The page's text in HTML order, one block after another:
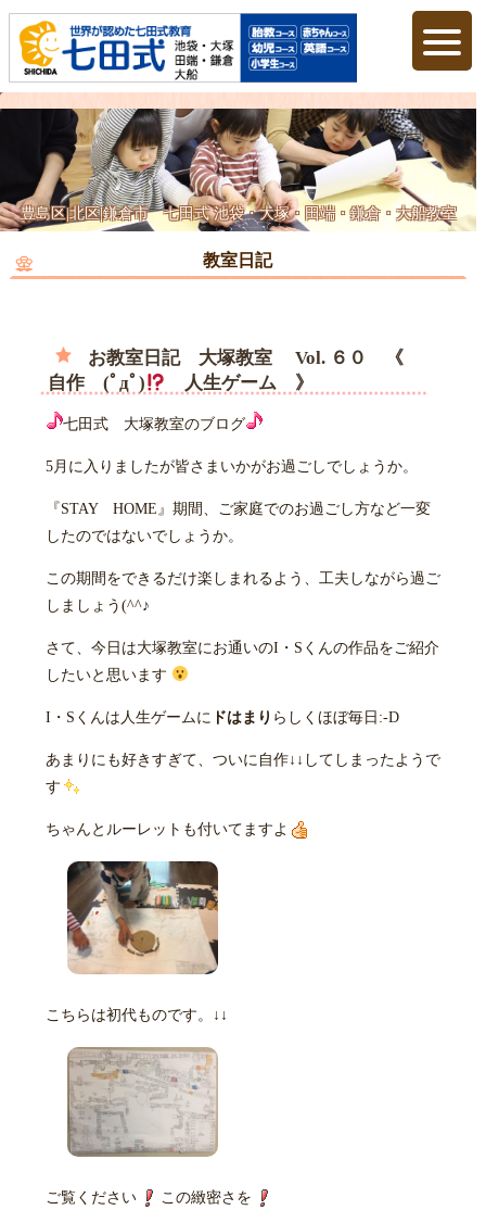
豊島区|北区|鎌倉市 七田式 池袋・大塚・田端・鎌倉・大船教室
教室日記
お教室日記 大塚教室 Vol. ６０ 《
自作 (ﾟдﾟ)
人生ゲーム 》
七田式 大塚教室のブログ
5月に入りましたが皆さまいかがお過ごしでしょうか。
『STAY HOME』期間、ご家庭でのお過ごし方など一変
したのではないでしょうか。
この期間をできるだけ楽しまれるよう、工夫しながら過ご
しましょう(^^♪
さて、今日は大塚教室にお通いのI・Sくんの作品をご紹介
したいと思います
I・Sくんは人生ゲームに ドはまり らしくほぼ毎日:-D
あまりにも好きすぎて、ついに自作↓↓してしまったようで
す
ちゃんとルーレットも付いてますよ
こちらは初代ものです。↓↓
ご覧ください この緻密さを